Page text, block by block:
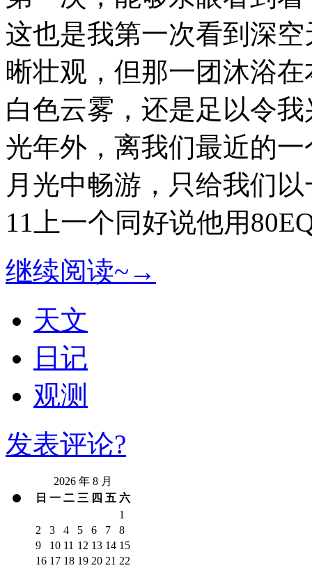
这也是我第一次看到深
晰壮观，但那一团沐浴
白色云雾，还是足以令
光年外，离我们最近的
月光中畅游，只给我们
11上一个同好说他用
继续阅读~→
天文
日记
观测
发表评论?
2026 年 8 月
日 一 二 三 四 五 六
1
2
3 4 5 6 7
8
9
10 11 12 13 14 15
16 17 18 19 20 21 22